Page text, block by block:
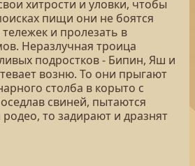
хитрости и уловки, чтобы
пищи они не боятся
и пролезать в
Неразлучная троица
подростков - Бипин, Яш и
возню. То они прыгают
столба в корыто с
свиней, пытаются
то задирают и дразнят